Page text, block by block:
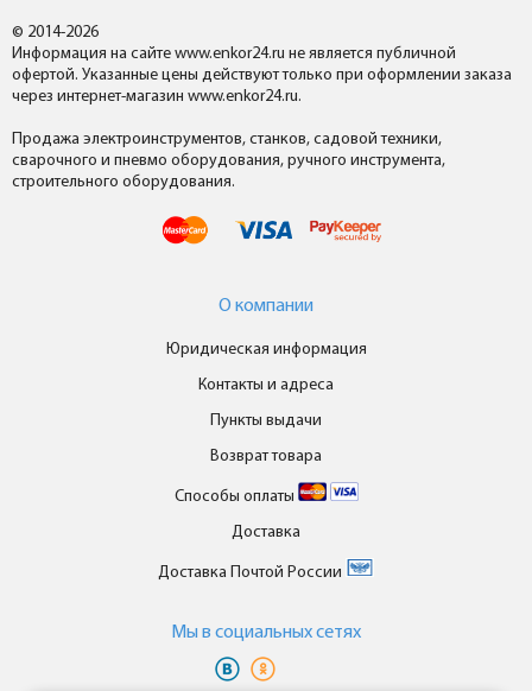
© 2014-2026
Информация на сайте www.enkor24.ru не является публичной
офертой. Указанные цены действуют только при оформлении заказа
через интернет-магазин www.enkor24.ru.
Продажа электроинструментов, станков, садовой техники,
сварочного и пневмо оборудования, ручного инструмента,
строительного оборудования.
О компании
Юридическая информация
Контакты и адреса
Пункты выдачи
Возврат товара
Способы оплаты
Доставка
Доставка Почтой России
Мы в cоциальных сетях